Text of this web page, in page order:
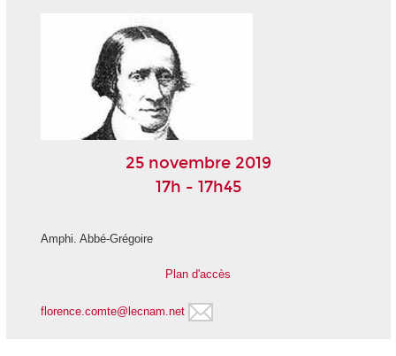
25 novembre 2019
17h - 17h45
Amphi. Abbé-Grégoire
Plan d'accès
florence.comte@lecnam.net